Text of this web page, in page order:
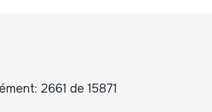
2661 de 15871